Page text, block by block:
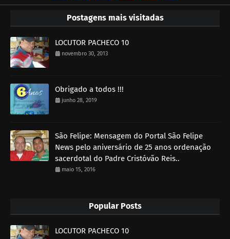
Postagens mais visitadas
LOCUTOR PACHECO 10
novembro 30, 2013
Obrigado a todos !!!
junho 28, 2019
São Felipe: Mensagem do Portal São Felipe
News pelo aniversário de 25 anos ordenação
sacerdotal do Padre Cristóvão Reis..
maio 15, 2016
Popular Posts
LOCUTOR PACHECO 10